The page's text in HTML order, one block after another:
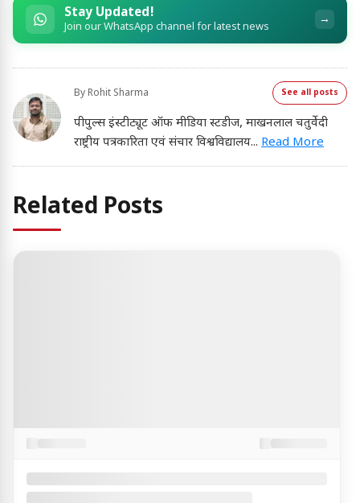
Stay Updated!
Join our WhatsApp channel for latest news →
By Rohit Sharma See all posts
पीपुल्स इंस्टीट्यूट ऑफ मीडिया स्टडीज, माखनलाल चतुर्वेदी
राष्ट्रीय पत्रकारिता एवं संचार विश्वविद्यालय... Read More
Related Posts